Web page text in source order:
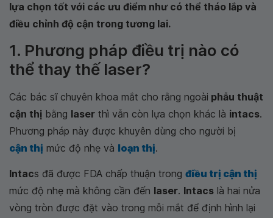
lựa chọn tốt với các ưu điểm như có thể tháo lắp và
điều chỉnh độ cận trong tương lai.
1. Phương pháp điều trị nào có
thể thay thế laser?
Các bác sĩ chuyên khoa mắt cho rằng ngoài phẫu thuật
cận thị bằng laser thì vẫn còn lựa chọn khác là intacs.
Phương pháp này được khuyên dùng cho người bị
cận thị mức độ nhẹ và loạn thị.
Intacs đã được FDA chấp thuận trong điều trị cận thị
mức độ nhẹ mà không cần đến laser. Intacs là hai nửa
vòng tròn được đặt vào trong mỗi mắt để định hình lại